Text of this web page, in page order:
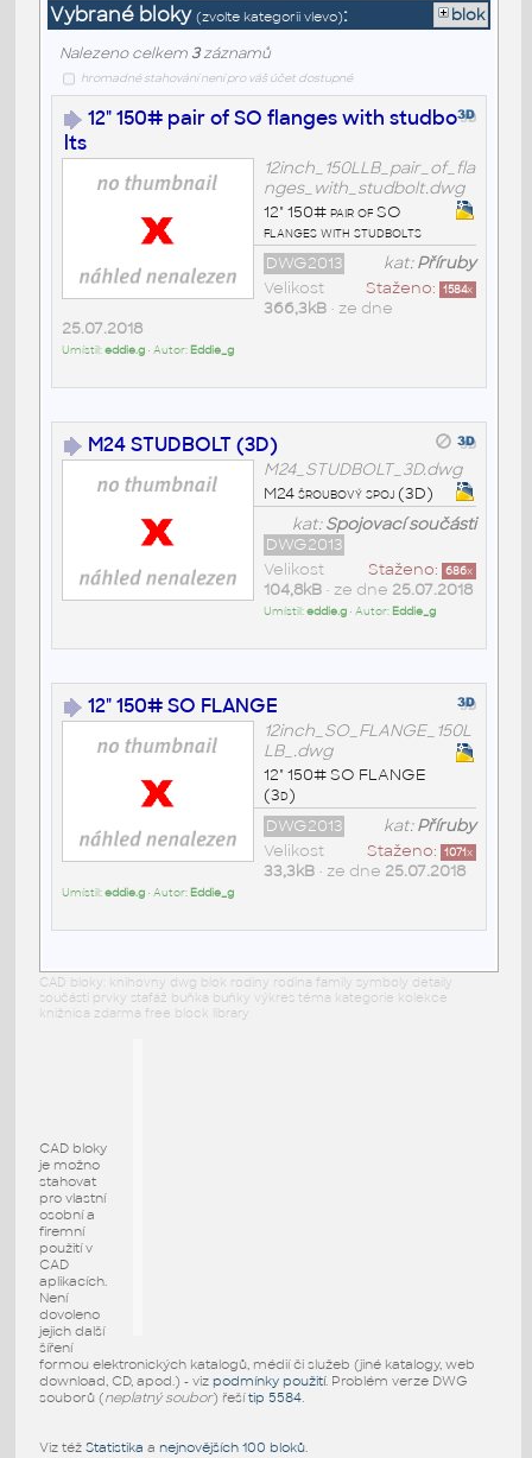
Vybrané bloky (zvolte kategorii vlevo): blok
Nalezeno celkem 3záznamů
hromadné stahování není pro váš účet dostupné
12" 150# pair of SO flanges with studbo
lts
12inch_150LLB_pair_of_fla
nges_with_studbolt.dwg
12" 150# pair of SO
flanges with studbolts
kat:Příruby
DWG2013
Staženo: 1584x
Velikost
366,3kB• ze dne
25.07.2018
Umístil:eddie.g• Autor: Eddie_g
M24 STUDBOLT (3D)
M24_STUDBOLT_3D.dwg
M24 šroubový spoj (3D)
kat:Spojovací součásti
DWG2013
Staženo: 686x
Velikost
104,8kB• ze dne 25.07.2018
Umístil:eddie.g• Autor: Eddie_g
12" 150# SO FLANGE
12inch_SO_FLANGE_150L
LB_.dwg
12" 150# SO FLANGE
(3d)
kat:Příruby
DWG2013
Staženo: 1071x
Velikost
33,3kB• ze dne 25.07.2018
Umístil:eddie.g• Autor: Eddie_g
CAD bloky: knihovny dwg blok rodiny rodina family symboly detaily
součásti prvky stafáž buňka buňky výkres téma kategorie kolekce
knižnica zdarma free block library
CAD bloky
je možno
stahovat
pro vlastní
osobní a
firemní
použití v
CAD
aplikacích.
Není
dovoleno
jejich další
šíření
formou elektronických katalogů, médií či služeb (jiné katalogy, web
download, CD, apod.) - viz podmínky použití. Problém verze DWG
souborů (neplatný soubor) řešítip 5584.
Viz též Statistika a nejnovějších 100 bloků.